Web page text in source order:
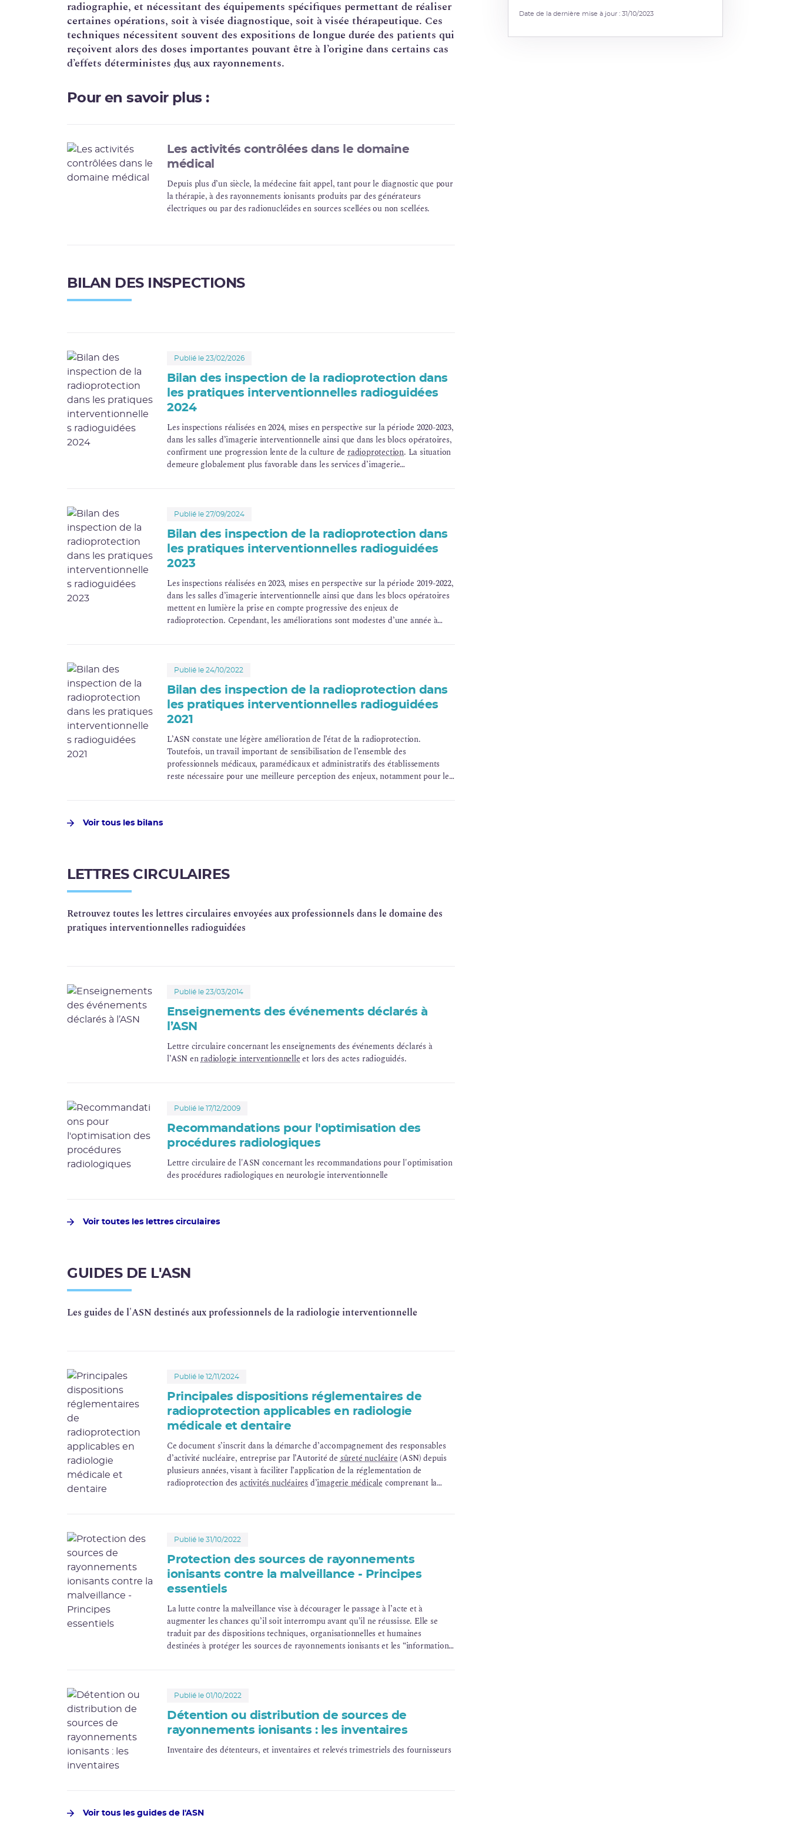
radiographie, et nécessitant des équipements spécifiques permettant de réaliser
certaines opérations, soit à visée diagnostique, soit à visée thérapeutique. Ces
techniques nécessitent souvent des expositions de longue durée des patients qui
reçoivent alors des doses importantes pouvant être à l’origine dans certains cas
d’effets déterministes dusaux rayonnements.
Pour en savoir plus :
Les activités contrôlées dans le domaine
médical
Depuis plus d’un siècle, la médecine fait appel, tant pour le diagnostic que pour
la thérapie, à des rayonnements ionisants produits par des générateurs
électriques ou par des radionucléides en sources scellées ou non scellées.
BILAN DES INSPECTIONS
Publié le 23/02/2026
Bilan des inspection de la radioprotection dans
les pratiques interventionnelles radioguidées
2024
Les inspections réalisées en 2024, mises en perspective sur la période 2020-2023,
dans les salles d’imagerie interventionnelle ainsi que dans les blocs opératoires,
confirment une progression lente de la culture de radioprotection. La situation
demeure globalement plus favorable dans les services d’imagerie
Publié le 27/09/2024
Bilan des inspection de la radioprotection dans
les pratiques interventionnelles radioguidées
2023
Les inspections réalisées en 2023, mises en perspective sur la période 2019-2022,
dans les salles d’imagerie interventionnelle ainsi que dans les blocs opératoires
mettent en lumière la prise en compte progressive des enjeux de
radioprotection. Cependant, les améliorations sont modestes d’une année à
Publié le 24/10/2022
Bilan des inspection de la radioprotection dans
les pratiques interventionnelles radioguidées
2021
L’ASN constate une légère amélioration de l’état de la radioprotection.
Toutefois, un travail important de sensibilisation de l’ensemble des
professionnels médicaux, paramédicaux et administratifs des établissements
reste nécessaire pour une meilleure perception des enjeux, notamment pour les
Voir tous les bilans
LETTRES CIRCULAIRES
Retrouvez toutes les lettres circulaires envoyées aux professionnels dans le domaine des
pratiques interventionnelles radioguidées
Publié le 23/03/2014
Enseignements des événements déclarés à
l’ASN
Lettre circulaire concernant les enseignements des événements déclarés à
l’ASN enradiologie interventionnelleet lors des actes radioguidés.
Publié le 17/12/2009
Recommandations pour l'optimisation des
procédures radiologiques
Lettre circulaire de l'ASN concernant les recommandations pour l'optimisation
des procédures radiologiques en neurologie interventionnelle
Voir toutes les lettres circulaires
GUIDES DE L'ASN
Les guides de l'ASN destinés aux professionnels de la radiologie interventionnelle
Publié le 12/11/2024
Principales dispositions réglementaires de
radioprotection applicables en radiologie
médicale et dentaire
Ce document s’inscrit dans la démarche d’accompagnement des responsables
d’activité nucléaire, entreprise par l’Autorité desûreté nucléaire(ASN) depuis
plusieurs années, visant à faciliter l’application de la réglementation de
radioprotection des activités nucléairesd’imagerie médicale comprenant la
Publié le 31/10/2022
Protection des sources de rayonnements
ionisants contre la malveillance - Principes
essentiels
La lutte contre la malveillance vise à décourager le passage à l’acte et à
augmenter les chances qu’il soit interrompu avant qu’il ne réussisse. Elle se
traduit par des dispositions techniques, organisationnelles et humaines
destinées à protéger les sources de rayonnements ionisants et les “informations
Publié le 01/10/2022
Détention ou distribution de sources de
rayonnements ionisants : les inventaires
Inventaire des détenteurs, et inventaires et relevés trimestriels des fournisseurs
Voir tous les guides de l'ASN
Date de la dernière mise à jour : 31/10/2023